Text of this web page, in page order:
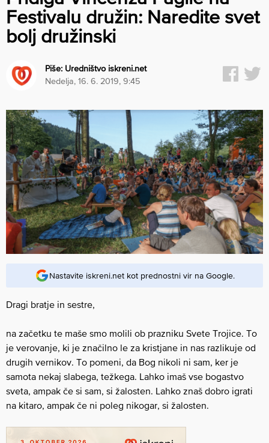
Festivalu družin: Naredite svet
bolj družinski
Piše: Uredništvo iskreni.net
nedelja, 16. 6. 2019, 9:45
Nastavite iskreni.net kot prednostni vir na Google.
Dragi bratje in sestre,
na začetku te maše smo molili ob prazniku Svete Trojice. To
je verovanje, ki je značilno le za kristjane in nas razlikuje od
drugih vernikov. To pomeni, da Bog nikoli ni sam, ker je
samota nekaj slabega, težkega. Lahko imaš vse bogastvo
sveta, ampak če si sam, si žalosten. Lahko znaš dobro igrati
na kitaro, ampak če ni poleg nikogar, si žalosten.